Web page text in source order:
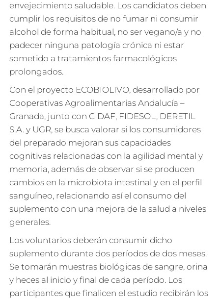
envejecimiento saludable. Los candidatos deben
cumplir los requisitos de no fumar ni consumir
alcohol de forma habitual, no ser vegano/a y no
padecer ninguna patología crónica ni estar
sometido a tratamientos farmacológicos
prolongados.
Con el proyecto ECOBIOLIVO, desarrollado por
Cooperativas Agroalimentarias Andalucía –
Granada, junto con CIDAF, FIDESOL, DERETIL
S.A. y UGR, se busca valorar si los consumidores
del preparado mejoran sus capacidades
cognitivas relacionadas con la agilidad mental y
memoria, además de observar si se producen
cambios en la microbiota intestinal y en el perfil
sanguíneo, relacionando así el consumo del
suplemento con una mejora de la salud a niveles
generales.
Los voluntarios deberán consumir dicho
suplemento durante dos períodos de dos meses.
Se tomarán muestras biológicas de sangre, orina
y heces al inicio y final de cada período. Los
participantes que finalicen el estudio recibirán los